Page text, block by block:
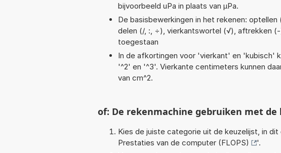
bijvoorbeeld uPa in plaats van µPa.
De basisbewerkingen in het rekenen:
delen (/, :, ÷), vierkantswortel (√), aftrekken
toegestaan
In de afkortingen voor 'vierkant' en 'kubisch'
'^2' en '^3'. Vierkante centimeters kunnen
van cm^2.
of: De rekenmachine gebruiken met de
Kies de juiste categorie uit de keuzelijst, in dit
Prestaties van de computer (FLOPS)
'.